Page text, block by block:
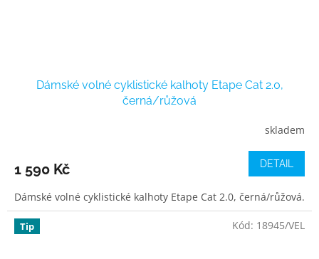
Dámské volné cyklistické kalhoty Etape Cat 2.0,
černá/růžová
skladem
1 590 Kč DETAIL
Dámské volné cyklistické kalhoty Etape Cat 2.0, černá/růžová.
Tip Kód: 18945/VEL